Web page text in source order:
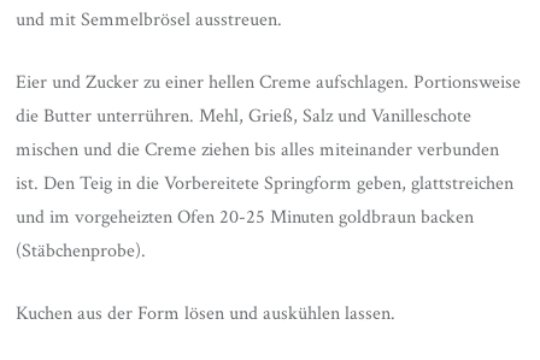
und mit Semmelbrösel ausstreuen.
Eier und Zucker zu einer hellen Creme aufschlagen. Portionsweise
die Butter unterrühren. Mehl, Grieß, Salz und Vanilleschote
mischen und die Creme ziehen bis alles miteinander verbunden
ist. Den Teig in die Vorbereitete Springform geben, glattstreichen
und im vorgeheizten Ofen 20-25 Minuten goldbraun backen
(Stäbchenprobe).
Kuchen aus der Form lösen und auskühlen lassen.